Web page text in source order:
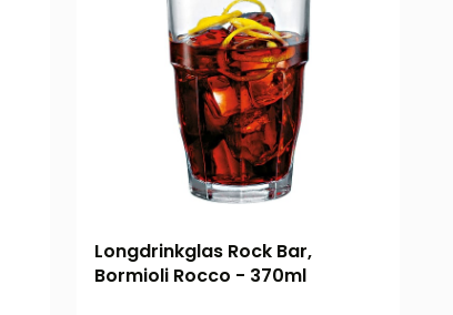
Longdrinkglas Rock Bar,
Bormioli Rocco - 370ml